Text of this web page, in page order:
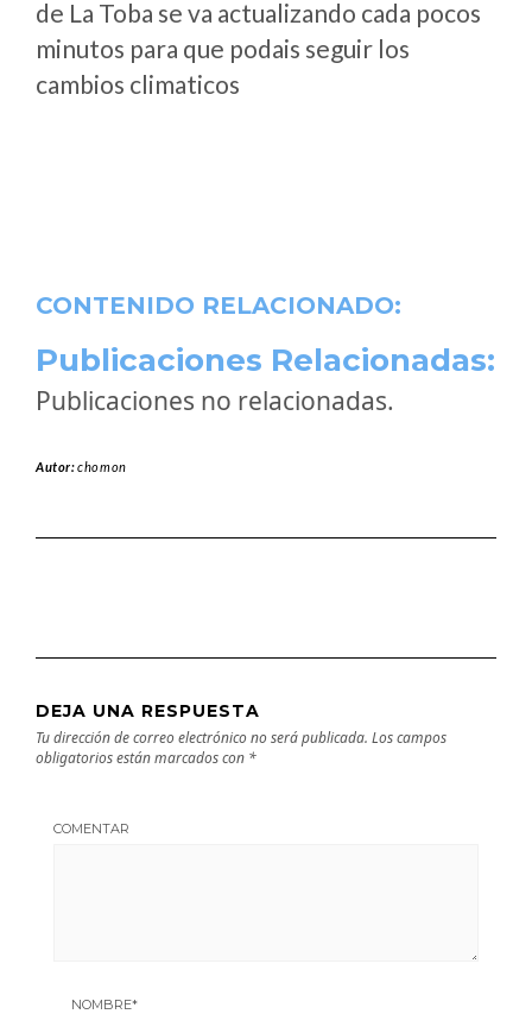
de La Toba se va actualizando cada pocos
minutos para que podais seguir los
cambios climaticos
CONTENIDO RELACIONADO:
Publicaciones Relacionadas:
Publicaciones no relacionadas.
Autor:chomon
DEJA UNA RESPUESTA
Tu dirección de correo electrónico no será publicada. Los campos
obligatorios están marcados con *
COMENTAR
NOMBRE*